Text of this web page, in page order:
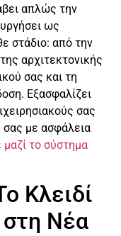
απλώς την
ως
στάδιο: από την
αρχιτεκτονικής
σας και τη
Εξασφαλίζει
σας
σας με ασφάλεια
το σύστημα
Κλειδί
στη Νέα